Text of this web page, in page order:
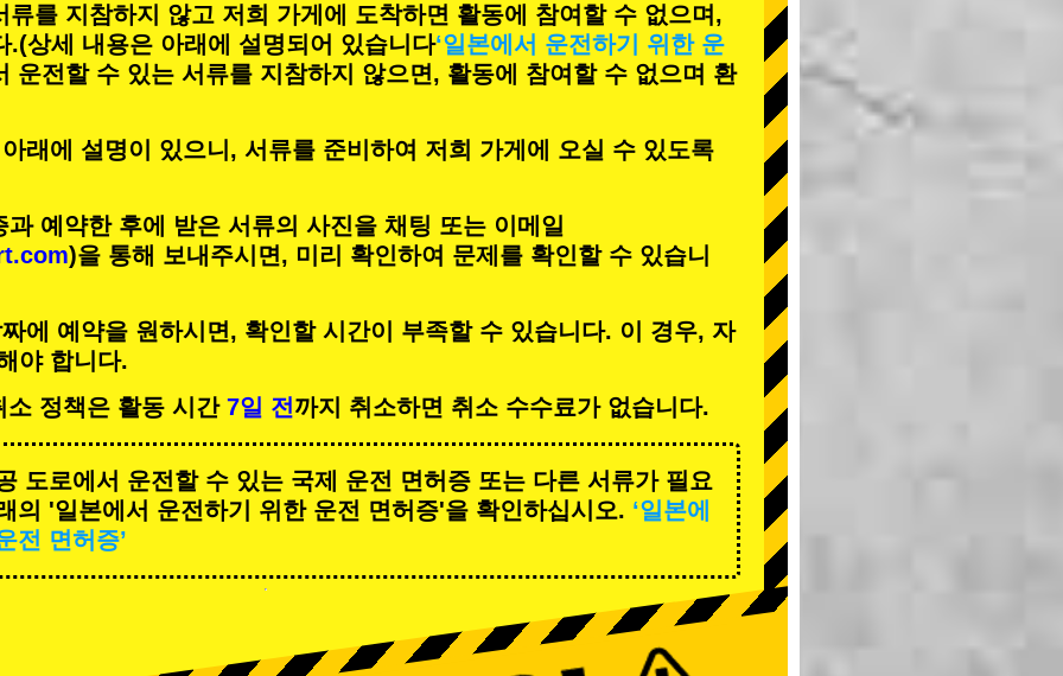
를 지참하지 않고 저희 가게에 도착하면 활동에 참여할 수 없으며,
.(상세 내용은 아래에 설명되어 있습니다‘일본에서 운전하기 위한 운
운전할 수 있는 서류를 지참하지 않으면, 활동에 참여할 수 없으며 환
래에 설명이 있으니, 서류를 준비하여 저희 가게에 오실 수 있도록
예약한 후에 받은 서류의 사진을 채팅 또는 이메일
)을 통해 보내주시면, 미리 확인하여 문제를 확인할 수 있습니
에 예약을 원하시면, 확인할 시간이 부족할 수 있습니다. 이 경우, 자
야 합니다.
소 정책은 활동 시간 7일 전까지 취소하면 취소 수수료가 없습니다.
도로에서 운전할 수 있는 국제 운전 면허증 또는 다른 서류가 필요
의 '일본에서 운전하기 위한 운전 면허증'을 확인하십시오. ‘일본에
전 면허증’